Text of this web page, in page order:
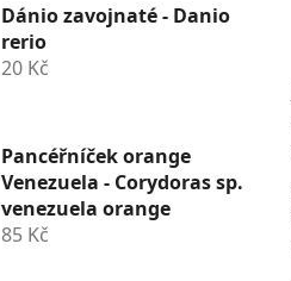
Dánio zavojnaté - Danio
rerio
20 Kč
Pancéřníček orange
Venezuela - Corydoras sp.
venezuela orange
85 Kč